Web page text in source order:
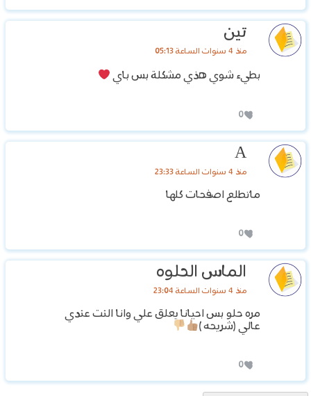
تين
منذ 4 سنوات الساعة 05:13
بطيء شوي هذي مشكلة بس باي
0
A
منذ 4 سنوات الساعة 23:33
ماتطلع اصفحات كلها
0
الماس الحلوه
منذ 4 سنوات الساعة 23:04
مره حلو بس احيانا يعلق علي وانا النت عندي
عالي (شريحه )
0